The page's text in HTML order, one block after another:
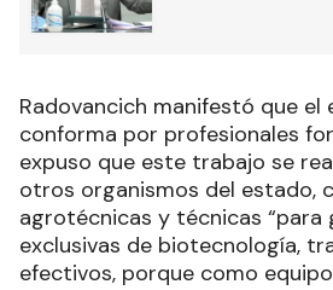
Radovancich manifestó que el
conforma por profesionales
expuso que este trabajo se
otros organismos del estado,
agrotécnicas y técnicas “para
exclusivas de biotecnología,
efectivos, porque como